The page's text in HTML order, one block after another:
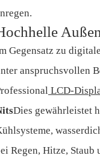
Gegensatz zu
anspruchsvollen
LCD-
Dies gewährleistet
Regen, Hitze, Staub